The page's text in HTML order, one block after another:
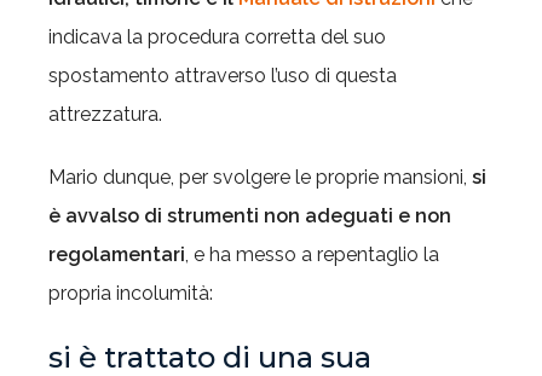
indicava la procedura corretta del suo
spostamento attraverso l’uso di questa
attrezzatura.
Mario dunque, per svolgere le proprie mansioni, si
è avvalso di strumenti non adeguati e non
regolamentari, e ha messo a repentaglio la
propria incolumità:
si è trattato di una sua